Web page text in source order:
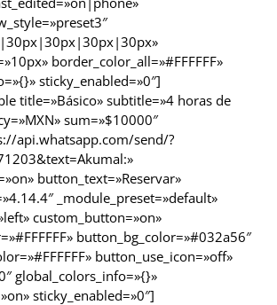
border_color_all=»#FFFFFF»
sticky_enabled=»0″]
title=»Básico» subtitle=»4 horas de
sum=»$10000″
api.whatsapp.com/send/?
button_text=»Reservar»
_module_preset=»default»
custom_button=»on»
button_bg_color=»#032a56″
button_use_icon=»off»
global_colors_info=»{}»
sticky_enabled=»0″]